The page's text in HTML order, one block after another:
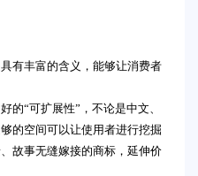
有丰富的含义，能够让消费者
的“可扩展性”，不论是中文、
的空间可以让使用者进行挖掘
故事无缝嫁接的商标，延伸价